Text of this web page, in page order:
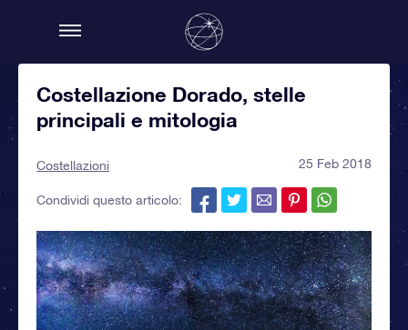
Costellazione Dorado, stelle
principali e mitologia
Costellazioni 25 Feb 2018
Condividi questo articolo: